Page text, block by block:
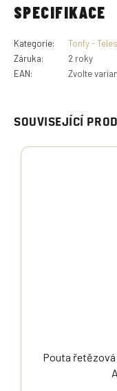
SOUVISEJÍCÍ
Pouta řetězová
SPECIFIKACE
Kategorie:
Tonfy -
Záruka:
2 roky
EAN: Zvolte